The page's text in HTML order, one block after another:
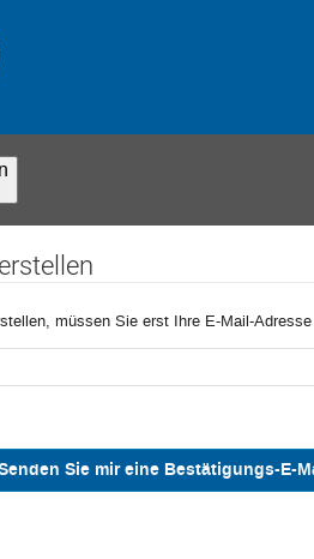
müssen Sie erst Ihre E-Mail-